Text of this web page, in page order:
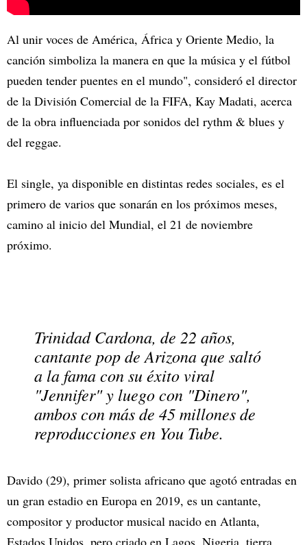
Al unir voces de América, África y Oriente Medio, la
canción simboliza la manera en que la música y el fútbol
pueden tender puentes en el mundo", consideró el director
de la División Comercial de la FIFA, Kay Madati, acerca
de la obra influenciada por sonidos del rythm & blues y
del reggae.
El single, ya disponible en distintas redes sociales, es el
primero de varios que sonarán en los próximos meses,
camino al inicio del Mundial, el 21 de noviembre
próximo.
Trinidad Cardona, de 22 años,
cantante pop de Arizona que saltó
a la fama con su éxito viral
"Jennifer" y luego con "Dinero",
ambos con más de 45 millones de
reproducciones en You Tube.
Davido (29), primer solista africano que agotó entradas en
un gran estadio en Europa en 2019, es un cantante,
compositor y productor musical nacido en Atlanta,
Estados Unidos, pero criado en Lagos, Nigeria, tierra